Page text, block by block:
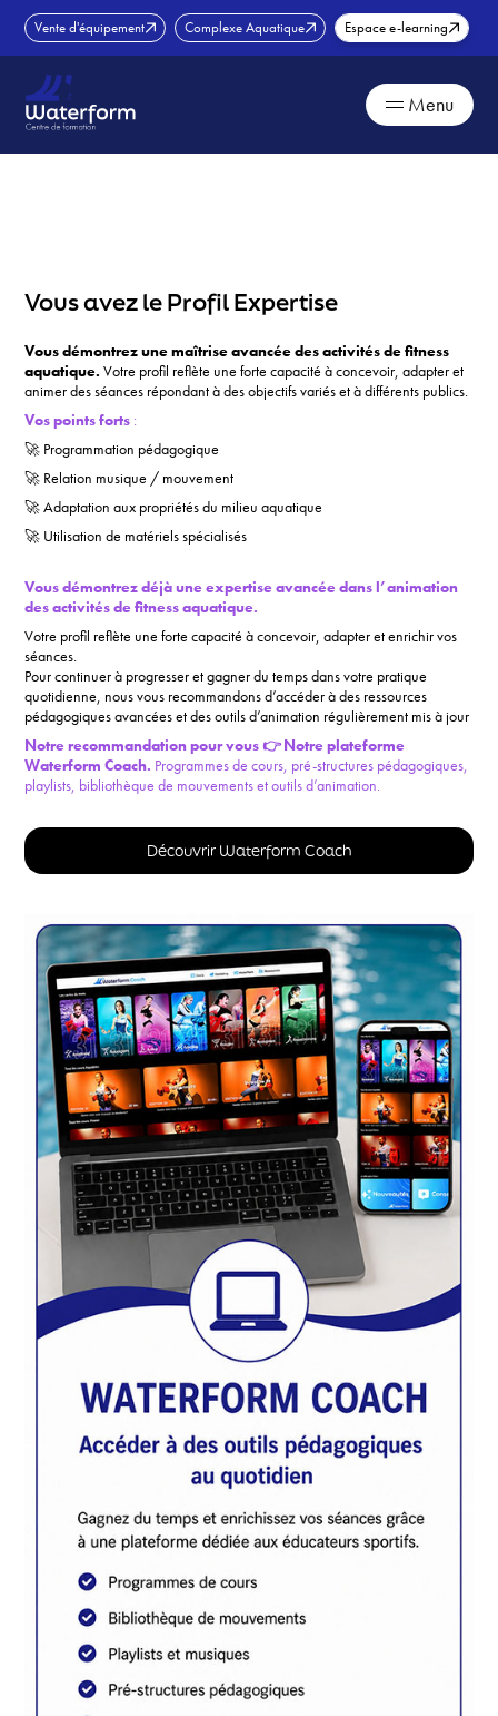
Skip
content
Vente d'équipement Complexe Aquatique Espace e-learning
Menu
Vous avez leProfil Expertise
Vous démontrez une maîtrise avancée des activités de fitness
aquatique. Votre profil reflète une forte capacité à concevoir, adapter et
animer des séances répondant à des objectifs variés et à différents publics.
Vos points forts :
🚀 Programmation pédagogique
🚀 Relation musique / mouvement
🚀 Adaptation aux propriétés du milieu aquatique
🚀 Utilisation de matériels spécialisés
Vous démontrez déjà une expertise avancée dans l’animation
des activités de fitness aquatique.
Votre profil reflète une forte capacité à concevoir, adapter et enrichir vos
séances.
Pour continuer à progresser et gagner du temps dans votre pratique
quotidienne, nous vous recommandons d’accéder à des ressources
pédagogiques avancées et des outils d’animation régulièrement mis à jour
Notre recommandation pour vous 👉Notre plateforme
Waterform Coach. Programmes de cours, pré-structures pédagogiques,
playlists, bibliothèque de mouvements et outils d’animation.
Découvrir Waterform Coach